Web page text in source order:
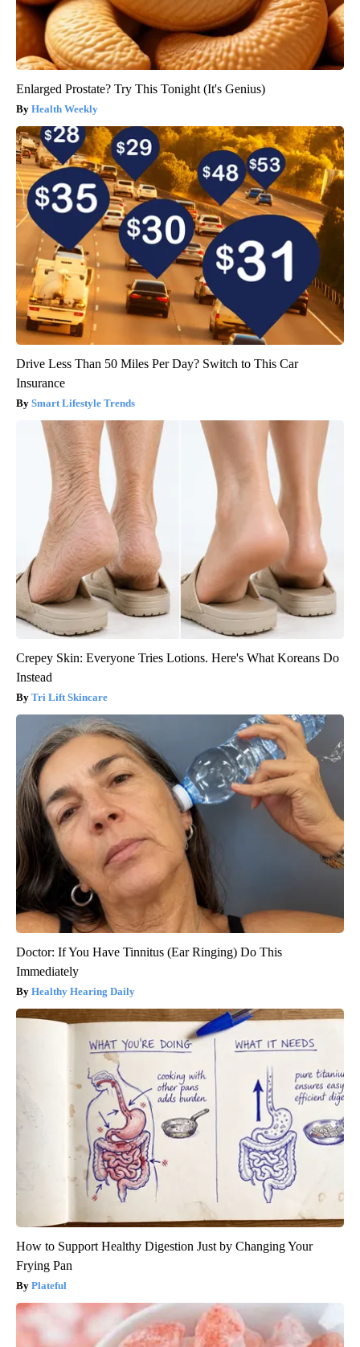
Enlarged Prostate? Try This Tonight (It's Genius)
Health Weekly
Drive Less Than 50 Miles Per Day? Switch to This Car
Insurance
Smart Lifestyle Trends
Crepey Skin: Everyone Tries Lotions. Here's What Koreans Do
Instead
Tri Lift Skincare
Doctor: If You Have Tinnitus (Ear Ringing) Do This
Immediately
Healthy Hearing Daily
How to Support Healthy Digestion Just by Changing Your
Frying Pan
Plateful